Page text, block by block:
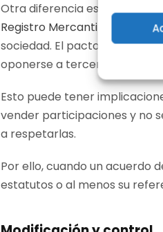
Otra diferencia estatutos y
Registro Mercantil
, son
sociedad. El pacto de
oponerse a terceros, salvo
Esto puede tener
vender participaciones y no
a respetarlas.
Por ello, cuando un acuerdo
estatutos o al menos su